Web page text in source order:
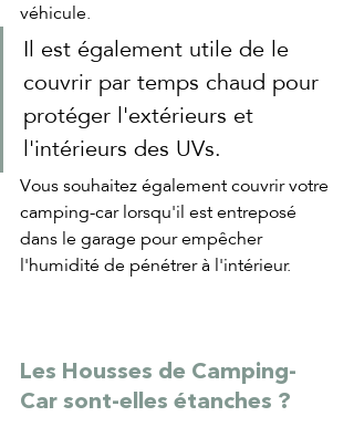
véhicule.
Il est également utile de le
couvrir par temps chaud pour
protéger l'extérieurs et
l'intérieurs des UVs.
Vous souhaitez également couvrir votre
camping-car lorsqu'il est entreposé
dans le garage pour empêcher
l'humidité de pénétrer à l'intérieur.
Les Housses de Camping-
Car sont-elles étanches ?